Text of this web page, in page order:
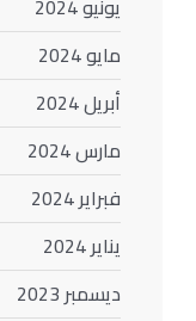
مايو 2024
أبريل 2024
مارس 2024
فبراير 2024
يناير 2024
ديسمبر 2023